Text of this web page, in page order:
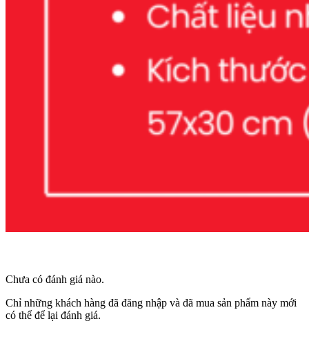
Chưa có đánh giá nào.
Chỉ những khách hàng đã đăng nhập và đã mua sản phẩm này mới
có thể để lại đánh giá.